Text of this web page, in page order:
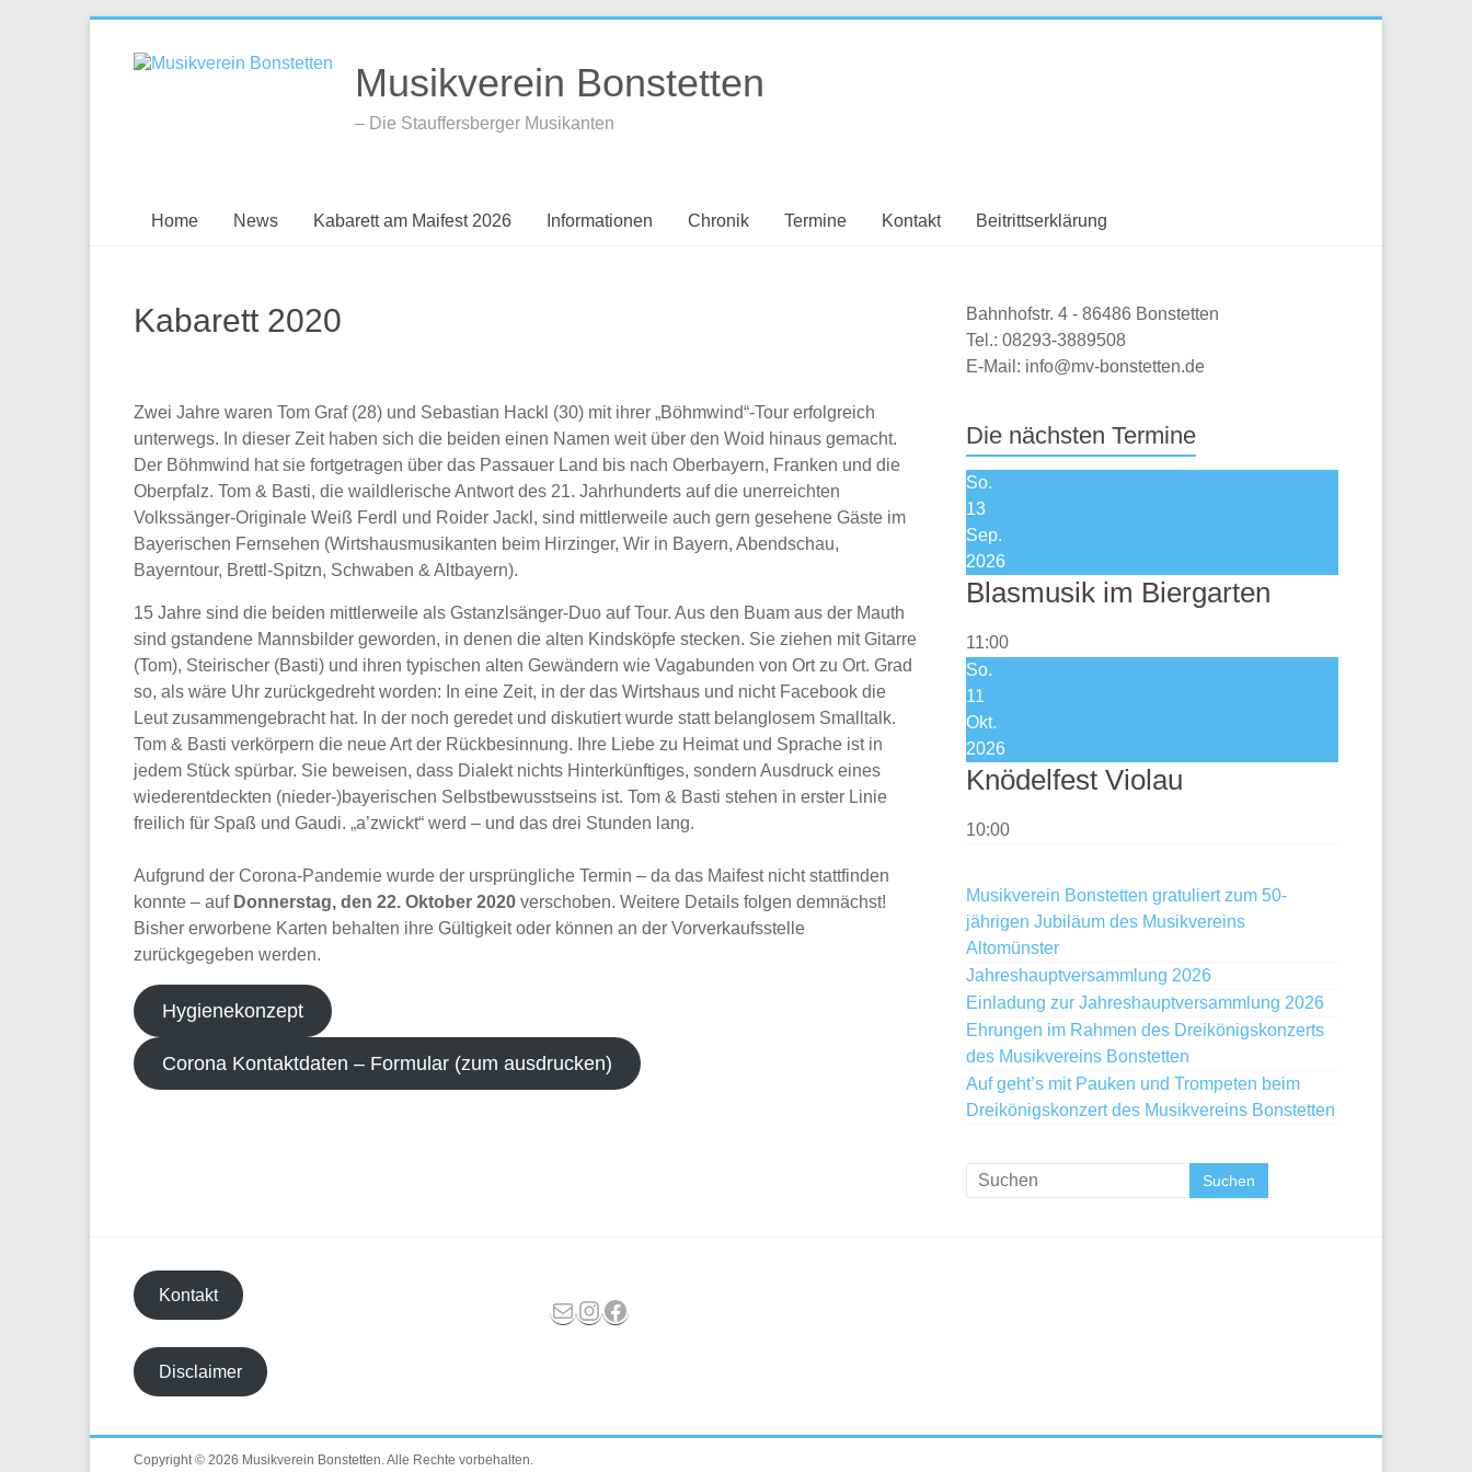
springen
Musikverein Bonstetten
– Die Stauffersberger Musikanten
Home News Kabarett am Maifest 2026 Informationen Chronik Termine Kontakt Beitrittserklärung
Kabarett 2020
Zwei Jahre waren Tom Graf (28) und Sebastian Hackl (30) mit ihrer „Böhmwind“-Tour erfolgreich
unterwegs. In dieser Zeit haben sich die beiden einen Namen weit über den Woid hinaus gemacht.
Der Böhmwind hat sie fortgetragen über das Passauer Land bis nach Oberbayern, Franken und die
Oberpfalz. Tom & Basti, die waildlerische Antwort des 21. Jahrhunderts auf die unerreichten
Volkssänger-Originale Weiß Ferdl und Roider Jackl, sind mittlerweile auch gern gesehene Gäste im
Bayerischen Fernsehen (Wirtshausmusikanten beim Hirzinger, Wir in Bayern, Abendschau,
Bayerntour, Brettl-Spitzn, Schwaben & Altbayern).
15 Jahre sind die beiden mittlerweile als Gstanzlsänger-Duo auf Tour. Aus den Buam aus der Mauth
sind gstandene Mannsbilder geworden, in denen die alten Kindsköpfe stecken. Sie ziehen mit Gitarre
(Tom), Steirischer (Basti) und ihren typischen alten Gewändern wie Vagabunden von Ort zu Ort. Grad
so, als wäre Uhr zurückgedreht worden: In eine Zeit, in der das Wirtshaus und nicht Facebook die
Leut zusammengebracht hat. In der noch geredet und diskutiert wurde statt belanglosem Smalltalk.
Tom & Basti verkörpern die neue Art der Rückbesinnung. Ihre Liebe zu Heimat und Sprache ist in
jedem Stück spürbar. Sie beweisen, dass Dialekt nichts Hinterkünftiges, sondern Ausdruck eines
wiederentdeckten (nieder-)bayerischen Selbstbewusstseins ist. Tom & Basti stehen in erster Linie
freilich für Spaß und Gaudi. „a’zwickt“ werd – und das drei Stunden lang.
Aufgrund der Corona-Pandemie wurde der ursprüngliche Termin – da das Maifest nicht stattfinden
konnte – auf Donnerstag, den 22. Oktober 2020 verschoben. Weitere Details folgen demnächst!
Bisher erworbene Karten behalten ihre Gültigkeit oder können an der Vorverkaufsstelle
zurückgegeben werden.
Hygienekonzept
Corona Kontaktdaten – Formular (zum ausdrucken)
Bahnhofstr. 4 - 86486 Bonstetten
Tel.: 08293-3889508
E-Mail: info@mv-bonstetten.de
Die nächsten Termine
So.
13
Sep.
2026
Blasmusik im Biergarten
11:00
So.
11
Okt.
2026
Knödelfest Violau
10:00
Musikverein Bonstetten gratuliert zum 50-
jährigen Jubiläum des Musikvereins
Altomünster
Jahreshauptversammlung 2026
Einladung zur Jahreshauptversammlung 2026
Ehrungen im Rahmen des Dreikönigskonzerts
des Musikvereins Bonstetten
Auf geht’s mit Pauken und Trompeten beim
Dreikönigskonzert des Musikvereins Bonstetten
Kontakt
Disclaimer
E-MailInstagram
Facebook
Copyright © 2026 Musikverein Bonstetten. Alle Rechte vorbehalten.